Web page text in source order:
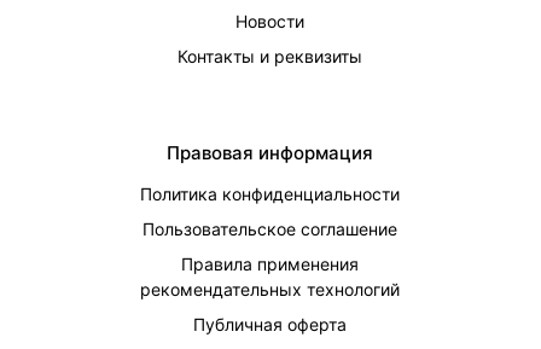
Новости
Контакты и реквизиты
Правовая информация
Политика конфиденциальности
Пользовательское соглашение
Правила применения
рекомендательных технологий
Публичная оферта